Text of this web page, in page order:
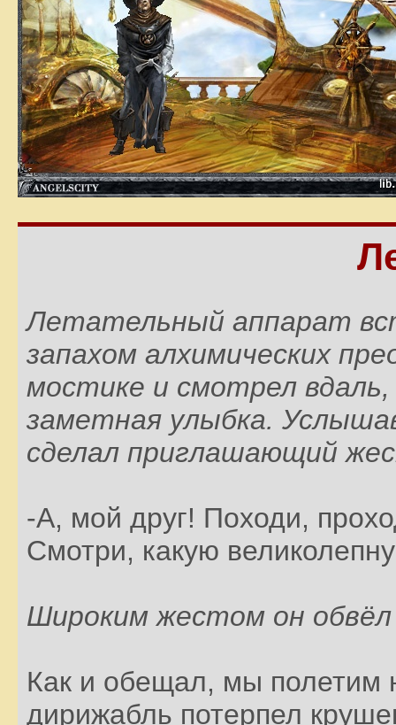
Летательный аппарат
запахом алхимических
мостике и смотрел
заметная улыбка.
сделал приглашающий
-А, мой друг! Походи,
Смотри, какую
Широким жестом он
Как и обещал, мы полетим
дирижабль потерпел